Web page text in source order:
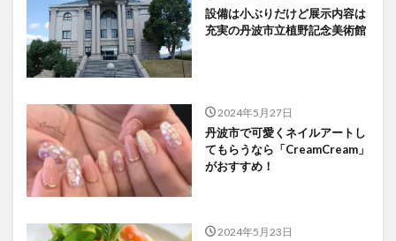
設備は小ぶりだけど展示内容は
充実の丹波市立植野記念美術館
2024年5月27日
丹波市で可愛くネイルアートし
てもらうなら「CreamCream」
がおすすめ！
2024年5月23日